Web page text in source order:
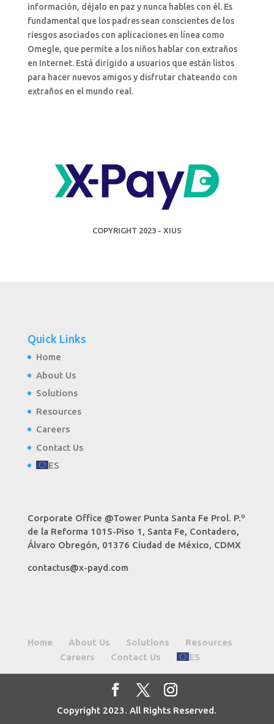
información, déjalo en paz y nunca hables con él. Es
fundamental que los padres sean conscientes de los
riesgos asociados con aplicaciones en línea como
Omegle, que permite a los niños hablar con extraños
en Internet. Está dirigido a usuarios que están listos
para hacer nuevos amigos y disfrutar chateando con
extraños en el mundo real.
COPYRIGHT 2023 - XIUS
Quick Links
Home
About Us
Solutions
Resources
Careers
Contact Us
ES
Corporate Office @Tower Punta Santa Fe Prol. P.º
de la Reforma 1015-Piso 1, Santa Fe, Contadero,
Álvaro Obregón, 01376 Ciudad de México, CDMX
contactus@x-payd.com
Home About Us Solutions
Resources
Careers
Contact Us ES
Copyright 2023. All Rights Reserved.